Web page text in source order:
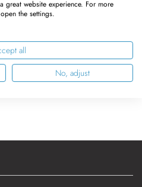
great website experience. For more
the settings.
all
No, adjust